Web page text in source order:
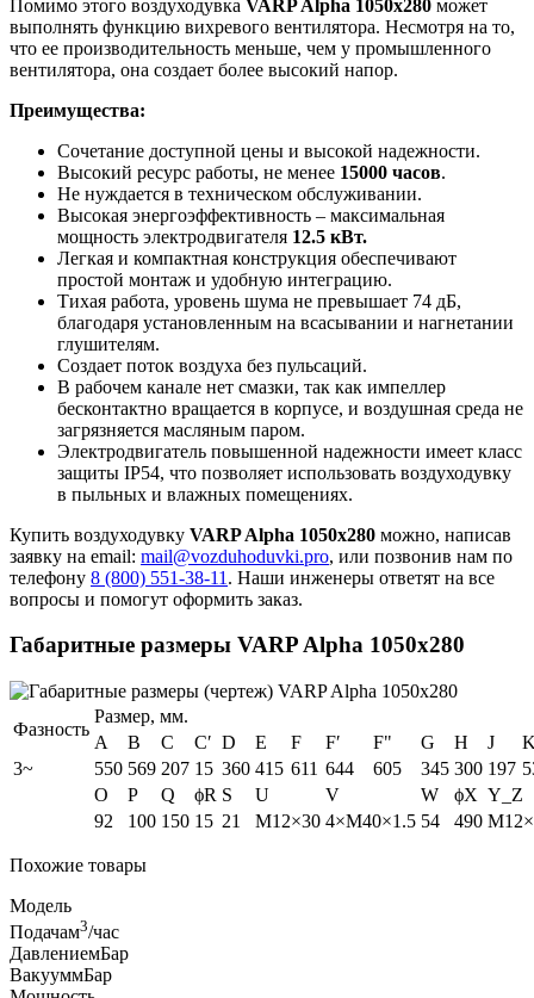
Помимо этого воздуходувка VARP Alpha 1050x280 может
выполнять функцию вихревого вентилятора. Несмотря на то,
что ее производительность меньше, чем у промышленного
вентилятора, она создает более высокий напор.
Преимущества:
Сочетание доступной цены и высокой надежности.
Высокий ресурс работы, не менее 15000 часов.
Не нуждается в техническом обслуживании.
Высокая энергоэффективность – максимальная
мощность электродвигателя 12.5 кВт.
Легкая и компактная конструкция обеспечивают
простой монтаж и удобную интеграцию.
Тихая работа, уровень шума не превышает 74 дБ,
благодаря установленным на всасывании и нагнетании
глушителям.
Создает поток воздуха без пульсаций.
В рабочем канале нет смазки, так как импеллер
бесконтактно вращается в корпусе, и воздушная среда не
загрязняется масляным паром.
Электродвигатель повышенной надежности имеет класс
защиты IP54, что позволяет использовать воздуходувку
в пыльных и влажных помещениях.
Купить воздуходувку VARP Alpha 1050x280 можно, написав
заявку на email: mail@vozduhoduvki.pro, или позвонив нам по
телефону 8 (800) 551-38-11 . Наши инженеры ответят на все
вопросы и помогут оформить заказ.
Габаритные размеры VARP Alpha 1050x280
Фазность
Размер, мм.
A
B C C′ D E F F′ F" G H J
3~
550 569 207 15 360 415 611 644 605 345 300 197
O
P Q ϕR S U V W ϕX Y_Z
92
100 150 15 21 M12×30 4×M40×1.5 54 490
Похожие товары
Модель
Подачам3/час
ДавлениемБар
ВакууммБар